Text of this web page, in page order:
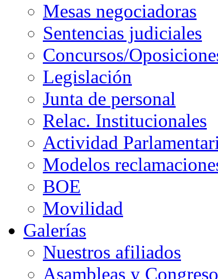
Mesas negociadoras
Sentencias judiciales
Concursos/
Legislación
Junta de personal
Relac. Institucionales
Actividad
Modelos
BOE
Movilidad
Galerías
Nuestros afiliados
Asambleas y